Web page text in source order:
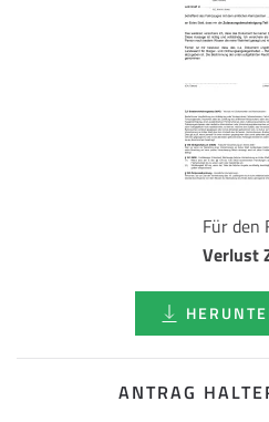
Für den
Verlust
ANTRAG